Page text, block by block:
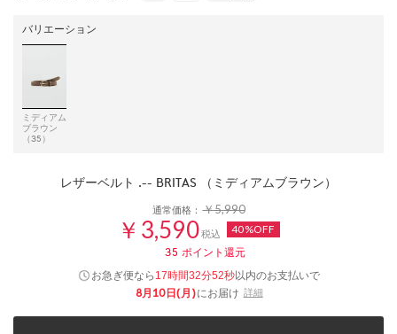
バリエーション
ミディアム
ブラウン
（35）
レザーベルト .-- BRITAS （ミディアムブラウン）
通常価格：￥5,990
￥3,590税込 40%OFF
35 ポイント還元
お急ぎ便なら 17時間32分52秒以内のお支払いで
8月10日(月)にお届け 詳細